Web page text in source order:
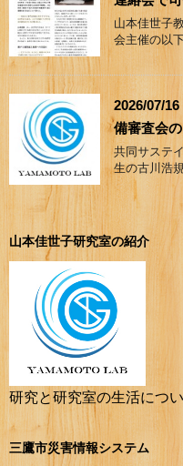
山本佳世子
会主催の以
2026/07/
備審査会
共同サステ
生の古川浩
山本佳世子研究室の紹介
研究と研究室の生活につ
三鷹市災害情報システム